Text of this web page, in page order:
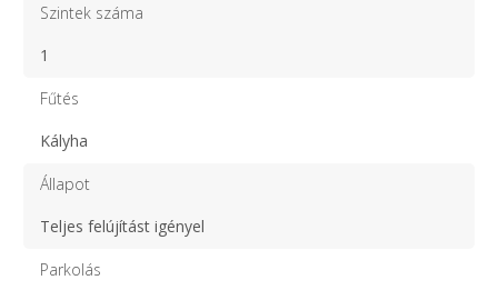
Szintek száma
1
Fűtés
Kályha
Állapot
Teljes felújítást igényel
Parkolás